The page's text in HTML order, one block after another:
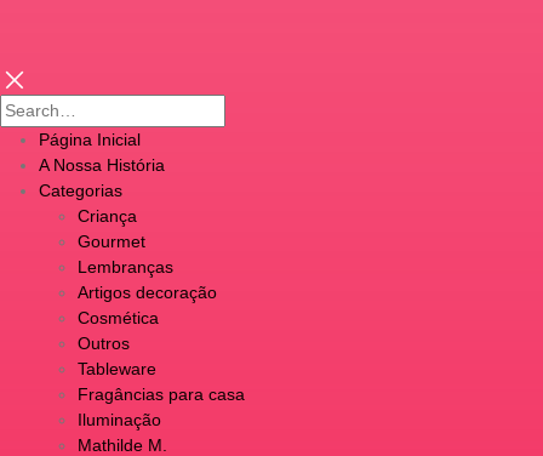
Página Inicial
A Nossa História
Categorias
Criança
Gourmet
Lembranças
Artigos decoração
Cosmética
Outros
Tableware
Fragâncias para casa
Iluminação
Mathilde M.